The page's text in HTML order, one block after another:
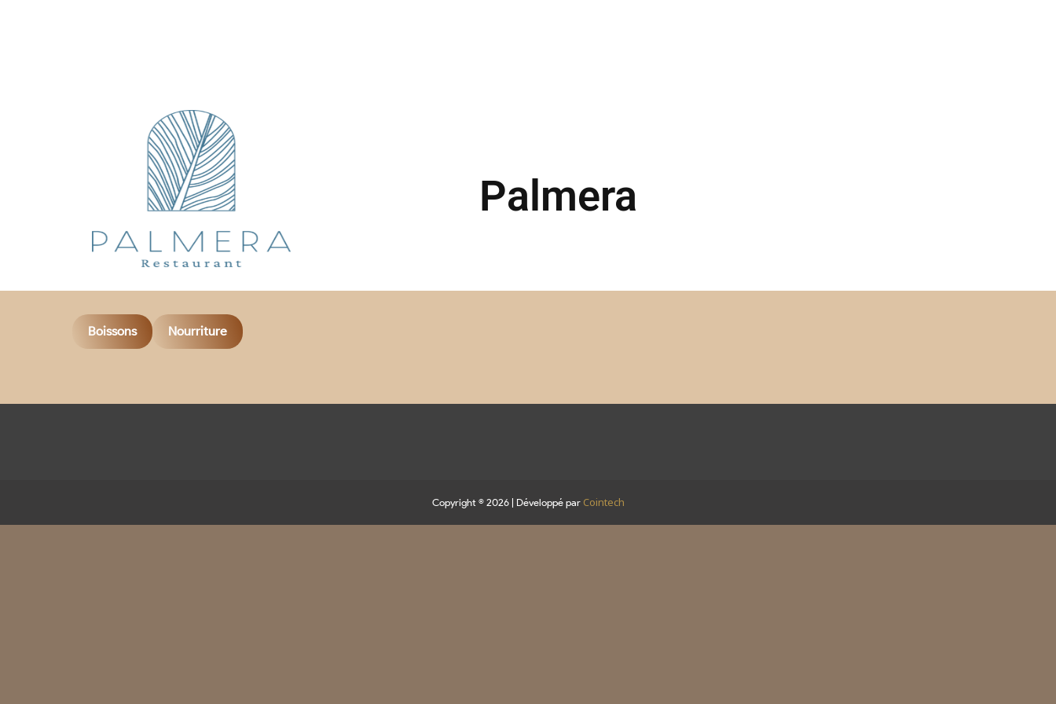
Palmera
Boissons Nourriture
Copyright © 2026 | Développé par Cointech